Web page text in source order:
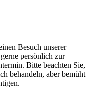
Besuch unserer
persönlich zur
Bitte beachten Sie,
behandeln, aber bemüht